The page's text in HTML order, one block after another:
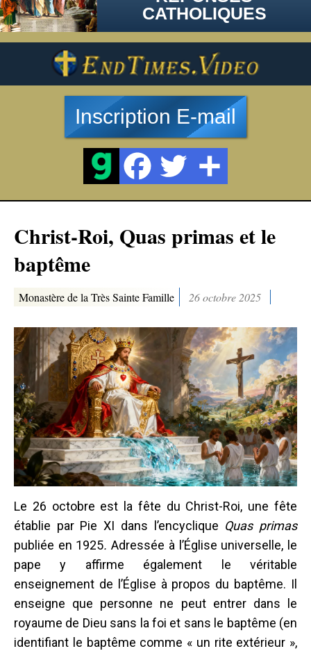
CATHOLIQUES
Inscription E-mail
Christ-Roi, Quas primas et le
baptême
Monastère de la Très Sainte Famille 26 octobre 2025
Le 26 octobre est la fête du Christ-Roi, une fête
établie par Pie XI dans l’encyclique Quas primas
publiée en 1925. Adressée à l’Église universelle, le
pape y affirme également le véritable
enseignement de l’Église à propos du baptême. Il
enseigne que personne ne peut entrer dans le
royaume de Dieu sans la foi et sans le baptême (en
identifiant le baptême comme « un rite extérieur »,